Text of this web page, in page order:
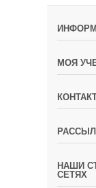
МОЯ
НАШИ
СЕТЯХ